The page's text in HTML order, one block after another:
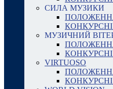
СИЛА МУЗИКИ
МУЗИЧНИЙ
VIRTUOSO